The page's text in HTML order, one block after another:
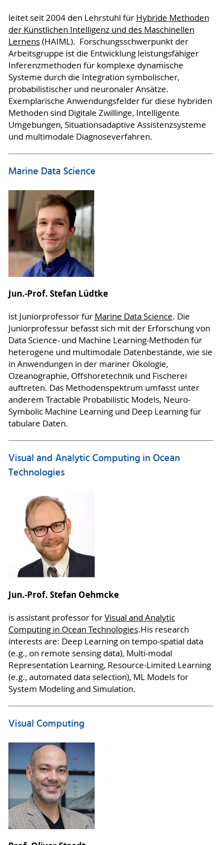
leitet seit 2004 den Lehrstuhl für Hybride Methoden
der Künstlichen Intelligenz und des Maschinellen
Lernens(HAIML). Forschungsschwerpunkt der
Arbeitsgruppe ist die Entwicklung leistungsfähiger
Inferenzmethoden für komplexe dynamische
Systeme durch die Integration symbolischer,
probabilistischer und neuronaler Ansätze.
Exemplarische Anwendungsfelder für diese hybriden
Methoden sind Digitale Zwillinge, Intelligente
Umgebungen, Situationsadaptive Assistenzsysteme
und multimodale Diagnoseverfahren.
Marine Data Science
Jun.-Prof. Stefan Lüdtke
ist Juniorprofessor für Marine Data Science. Die
Juniorprofessur befasst sich mit der Erforschung von
Data Science- und Machine Learning-Methoden für
heterogene und multimodale Datenbestände, wie sie
in Anwendungen in der mariner Ökologie,
Ozeanographie, Offshoretechnik und Fischerei
auftreten. Das Methodenspektrum umfasst unter
anderem Tractable Probabilistic Models, Neuro-
Symbolic Machine Learning und Deep Learning für
tabulare Daten.
Visual and Analytic Computing in Ocean
Technologies
Jun.-Prof. Stefan Oehmcke
is assistant professor forVisual and Analytic
Computing in Ocean Technologies.His research
interests are: Deep Learning on tempo-spatial data
(e.g., on remote sensing data), Multi-modal
Representation Learning, Resource-Limited Learning
(e.g., automated data selection), ML Models for
System Modeling and Simulation.
Visual Computing